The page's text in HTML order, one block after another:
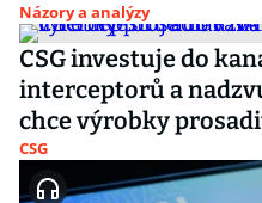
Názory a analýzy
CSG investuje do
interceptorů a
chce výrobky
CSG